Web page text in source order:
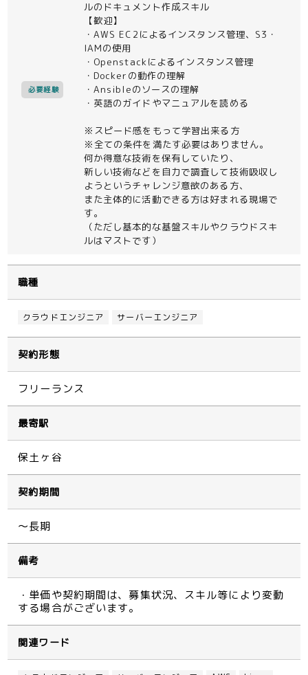
必要経験
ルのドキュメント作成スキル
【歓迎】
・AWS EC2によるインスタンス管理、S3・
IAMの使用
・Openstackによるインスタンス管理
・Dockerの動作の理解
・Ansibleのソースの理解
・英語のガイドやマニュアルを読める
※スピード感をもって学習出来る方
※全ての条件を満たす必要はありません。
何か得意な技術を保有していたり、
新しい技術などを自力で調査して技術吸収し
ようというチャレンジ意欲のある方、
また主体的に活動できる方は好まれる現場で
す。
（ただし基本的な基盤スキルやクラウドスキ
ルはマストです）
職種
クラウドエンジニア サーバーエンジニア
契約形態
フリーランス
最寄駅
保土ヶ谷
契約期間
～長期
備考
・単価や契約期間は、募集状況、スキル等により変動
する場合がございます。
関連ワード